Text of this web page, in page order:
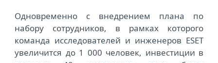
Одновременно с внедрением плана по
набору сотрудников, в рамках которого
команда исследователей и инженеров ESET
увеличится до 1 000 человек, инвестиции в